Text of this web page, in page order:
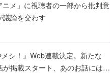
メ」に視聴者の一部から批判意
議論を交わす
シ！』Web連載決定。新たな
が掲載スタート、あのお話には…